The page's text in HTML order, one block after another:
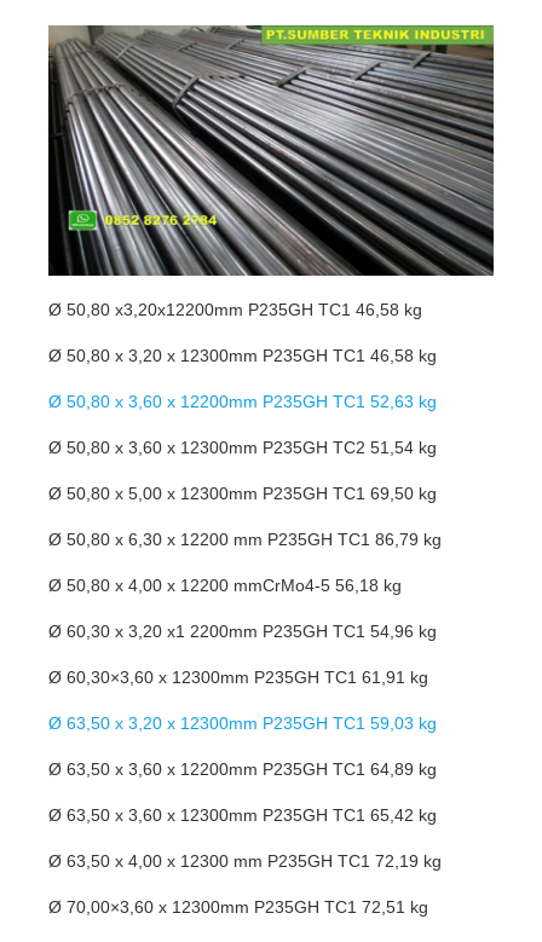
Ø 50,80 x3,20x12200mm P235GH TC1 46,58 kg
Ø 50,80 x 3,20 x 12300mm P235GH TC1 46,58 kg
Ø 50,80 x 3,60 x 12200mm P235GH TC1 52,63 kg
Ø 50,80 x 3,60 x 12300mm P235GH TC2 51,54 kg
Ø 50,80 x 5,00 x 12300mm P235GH TC1 69,50 kg
Ø 50,80 x 6,30 x 12200 mm P235GH TC1 86,79 kg
Ø 50,80 x 4,00 x 12200 mmCrMo4-5 56,18 kg
Ø 60,30 x 3,20 x1 2200mm P235GH TC1 54,96 kg
Ø 60,30×3,60 x 12300mm P235GH TC1 61,91 kg
Ø 63,50 x 3,20 x 12300mm P235GH TC1 59,03 kg
Ø 63,50 x 3,60 x 12200mm P235GH TC1 64,89 kg
Ø 63,50 x 3,60 x 12300mm P235GH TC1 65,42 kg
Ø 63,50 x 4,00 x 12300 mm P235GH TC1 72,19 kg
Ø 70,00×3,60 x 12300mm P235GH TC1 72,51 kg